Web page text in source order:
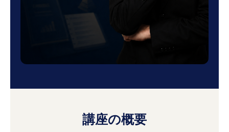
講座の概要